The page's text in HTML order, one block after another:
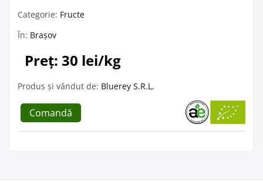
Categorie: Fructe
În: Brașov
Preț: 30 lei/kg
Produs și vândut de: Bluerey S.R.L.
Comandă